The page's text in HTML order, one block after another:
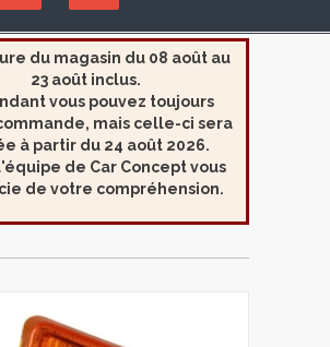
du magasin du 08 août au
23 août inclus.
vous pouvez toujours
mais celle-ci sera
à partir du 24 août 2026.
de Car Concept vous
de votre compréhension.